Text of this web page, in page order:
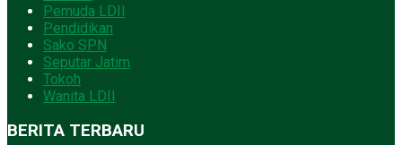
Pemuda LDII
Pendidikan
Sako SPN
Seputar Jatim
Tokoh
Wanita LDII
BERITA TERBARU